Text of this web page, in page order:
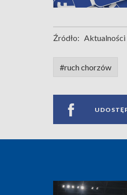
Źródło:
#ruch chorzów